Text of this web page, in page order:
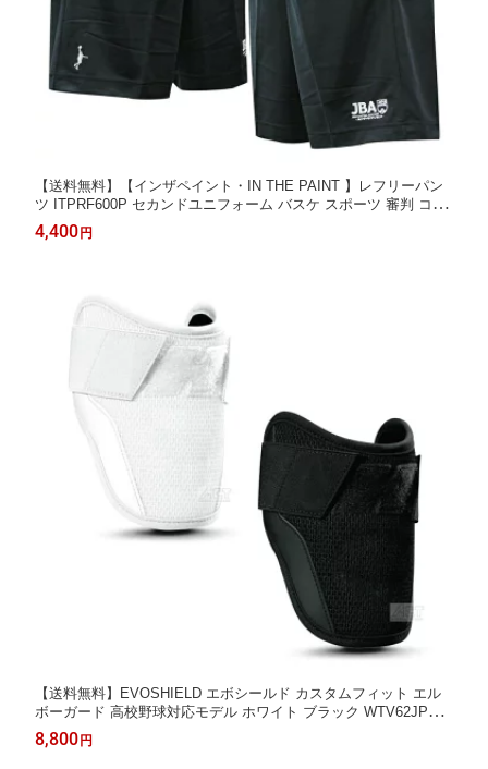
【送料無料】【インザペイント・IN THE PAINT 】レフリーパン
ツ ITPRF600P セカンドユニフォーム バスケ スポーツ 審判 コー
チ
4,400 円
【送料無料】EVOSHIELD エボシールド カスタムフィット エル
ボーガード 高校野球対応モデル ホワイト ブラック WTV62JP
【スポーツ用品】
8,800 円